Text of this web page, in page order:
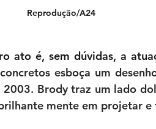
Reprodução/A24
ato é, sem dúvidas, a
esboça um
Brody traz um lado
mente em projetar